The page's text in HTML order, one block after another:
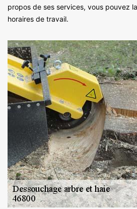
propos de ses services, vous pouvez
horaires de travail.